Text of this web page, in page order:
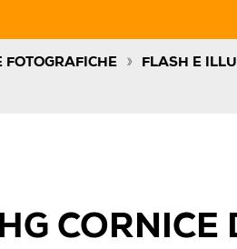
FOTOGRAFICHE » FLASH E
CORNICE